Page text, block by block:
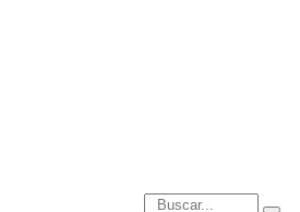
Introduce términos de